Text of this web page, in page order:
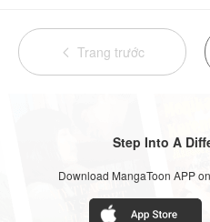
 Trang trước
Step Into A
Download MangaToon APP